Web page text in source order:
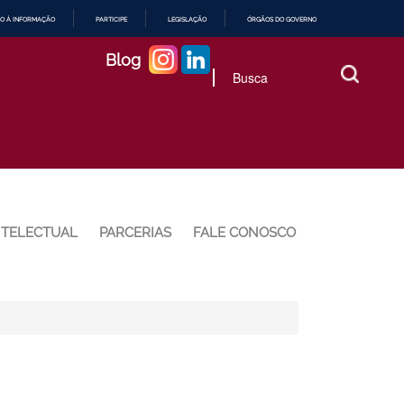
À INFORMAÇÃO PARTICIPE LEGISLAÇÃO ÓRGÃOS DO GOVERNO
Blog
PARCERIAS FALE CONOSCO